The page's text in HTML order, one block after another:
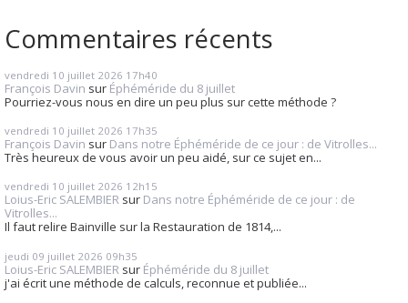
Commentaires récents
vendredi 10 juillet 2026 17h40
François Davin sur Éphéméride du 8 juillet
Pourriez-vous nous en dire un peu plus sur cette méthode ?
vendredi 10 juillet 2026 17h35
François Davin sur Dans notre Éphéméride de ce jour : de Vitrolles...
Très heureux de vous avoir un peu aidé, sur ce sujet en...
vendredi 10 juillet 2026 12h15
Loius-Eric SALEMBIER sur Dans notre Éphéméride de ce jour : de
Vitrolles...
Il faut relire Bainville sur la Restauration de 1814,...
jeudi 09 juillet 2026 09h35
Loius-Eric SALEMBIER sur Éphéméride du 8 juillet
j'ai écrit une méthode de calculs, reconnue et publiée...